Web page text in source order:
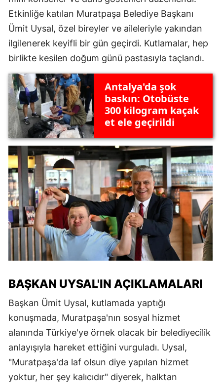
Etkinliğe katılan Muratpaşa Belediye Başkanı
Ümit Uysal, özel bireyler ve aileleriyle yakından
ilgilenerek keyifli bir gün geçirdi. Kutlamalar, hep
birlikte kesilen doğum günü pastasıyla taçlandı.
Antalya'da şok
baskın: Otobüste
300 kilogram kaçak
et ele geçirildi
BAŞKAN UYSAL'IN AÇIKLAMALARI
Başkan Ümit Uysal, kutlamada yaptığı
konuşmada, Muratpaşa'nın sosyal hizmet
alanında Türkiye'ye örnek olacak bir belediyecilik
anlayışıyla hareket ettiğini vurguladı. Uysal,
"Muratpaşa'da laf olsun diye yapılan hizmet
yoktur, her şey kalıcıdır" diyerek, halktan